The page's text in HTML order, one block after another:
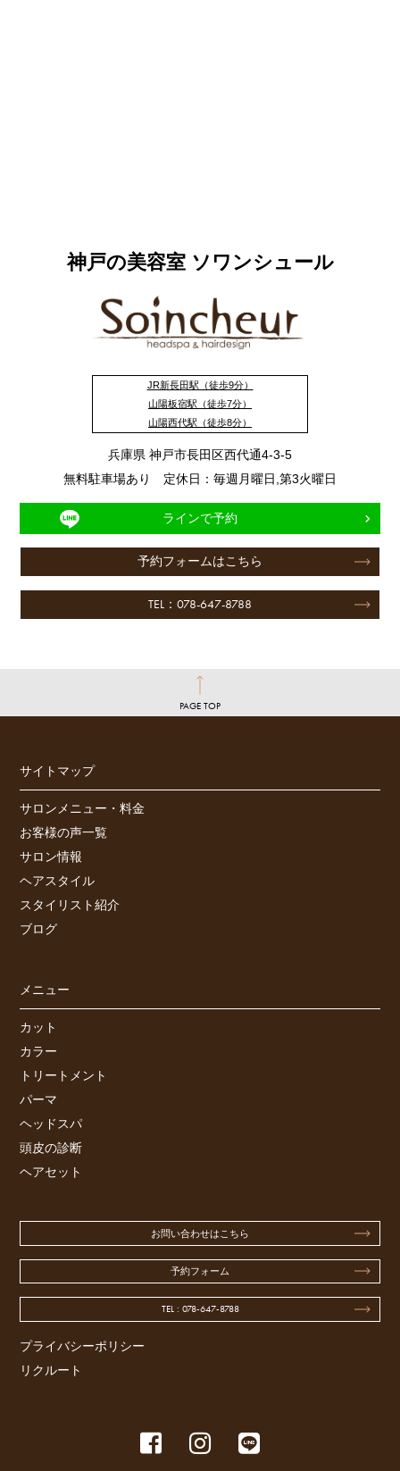
神戸の美容室 ソワンシュール
JR新長田駅（徒歩9分）
山陽板宿駅（徒歩7分）
山陽西代駅（徒歩8分）
兵庫県 神戸市長田区西代通4-3-5
無料駐車場あり 定休日：毎週月曜日,第3火曜日
ラインで予約
予約フォームはこちら
TEL：078-647-8788
PAGE TOP
サイトマップ
サロンメニュー・料金
お客様の声一覧
サロン情報
ヘアスタイル
スタイリスト紹介
ブログ
メニュー
カット
カラー
トリートメント
パーマ
ヘッドスパ
頭皮の診断
ヘアセット
お問い合わせはこちら
予約フォーム
TEL : 078-647-8788
プライバシーポリシー
リクルート